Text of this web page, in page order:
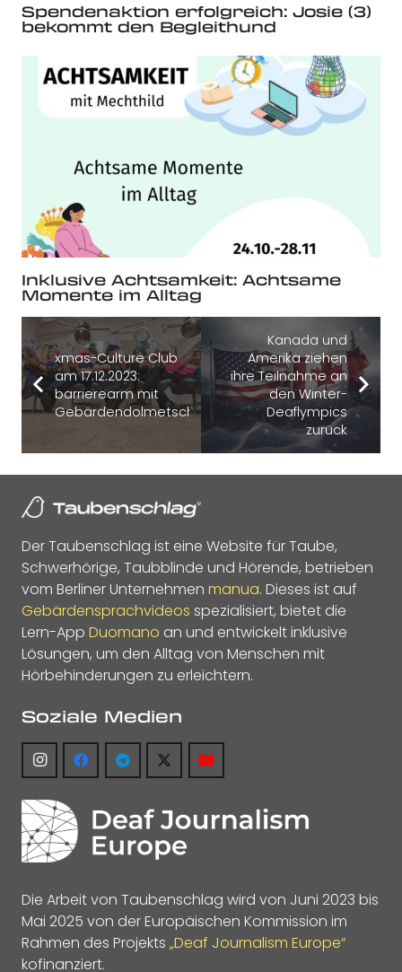
Spendenaktion erfolgreich: Josie (3)
bekommt den Begleithund
Inklusive Achtsamkeit: Achtsame
Momente im Alltag
xmas-Culture Club
am 17.12.2023:
barrierearm mit
Gebärdendolmetschung
Kanada und
Amerika ziehen
ihre Teilnahme an
den Winter-
Deaflympics
zurück
Der Taubenschlag ist eine Website für Taube,
Schwerhörige, Taubblinde und Hörende, betrieben
vom Berliner Unternehmen manua. Dieses ist auf
Gebärdensprachvideos spezialisiert, bietet die
Lern-App Duomano an und entwickelt inklusive
Lösungen, um den Alltag von Menschen mit
Hörbehinderungen zu erleichtern.
Soziale Medien
Die Arbeit von Taubenschlag wird von Juni 2023 bis
Mai 2025 von der Europäischen Kommission im
Rahmen des Projekts „Deaf Journalism Europe“
kofinanziert.